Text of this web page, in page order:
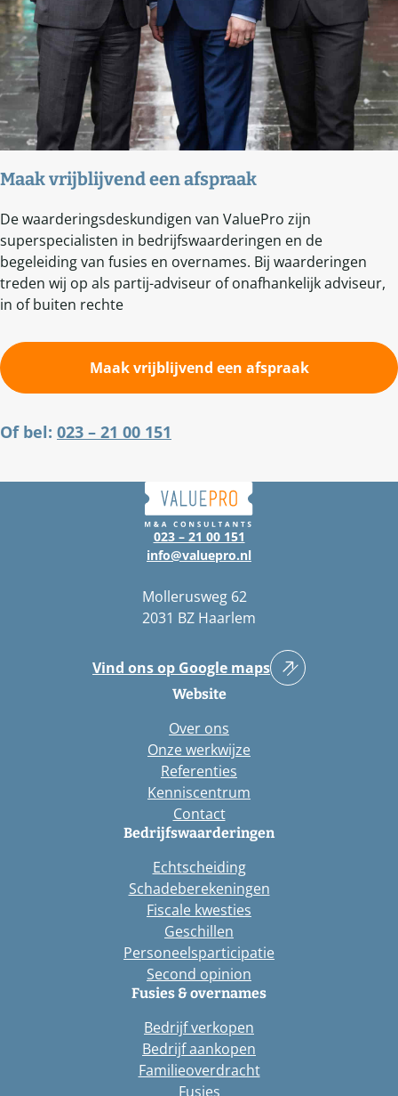
Maak vrijblijvend een afspraak
De waarderingsdeskundigen van ValuePro zijn
superspecialisten in bedrijfswaarderingen en de
begeleiding van fusies en overnames. Bij waarderingen
treden wij op als partij-adviseur of onafhankelijk adviseur,
in of buiten rechte
Maak vrijblijvend een afspraak
Of bel: 023 – 21 00 151
023 – 21 00 151
info@valuepro.nl
Mollerusweg 62
2031 BZ Haarlem
Vind ons op Google maps
Website
Over ons
Onze werkwijze
Referenties
Kenniscentrum
Contact
Bedrijfswaarderingen
Echtscheiding
Schadeberekeningen
Fiscale kwesties
Geschillen
Personeelsparticipatie
Second opinion
Fusies & overnames
Bedrijf verkopen
Bedrijf aankopen
Familieoverdracht
Fusies